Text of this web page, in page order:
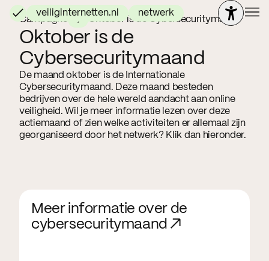
veiliginternetten.nl netwerk
Campagne Oktober is de Cybersecuritymaand
Oktober is de
Cybersecuritymaand
De maand oktober is de Internationale
Cybersecuritymaand. Deze maand besteden
bedrijven over de hele wereld aandacht aan online
veiligheid. Wil je meer informatie lezen over deze
actiemaand of zien welke activiteiten er allemaal zijn
georganiseerd door het netwerk? Klik dan hieronder.
Meer informatie over de
cybersecuritymaand ↗